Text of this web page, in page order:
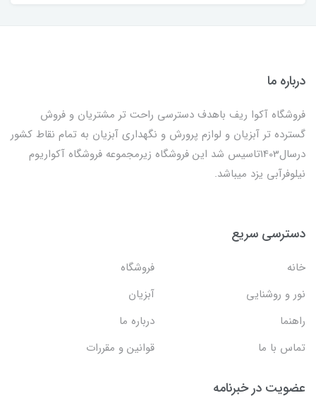
درباره ما
فروشگاه آکوا ریف باهدف دسترسی راحت تر مشتریان و فروش
گسترده تر آبزیان و لوازم پرورش و نگهداری آبزیان به تمام نقاط کشور
درسال1403تاسیس شد این فروشگاه زیرمجموعه فروشگاه آکواریوم
نیلوفرآبی یزد میباشد.
دسترسی سریع
خانه
فروشگاه
نور و روشنایی
آبزیان
راهنما
درباره ما
تماس با ما
قوانین و مقررات
عضویت در خبرنامه